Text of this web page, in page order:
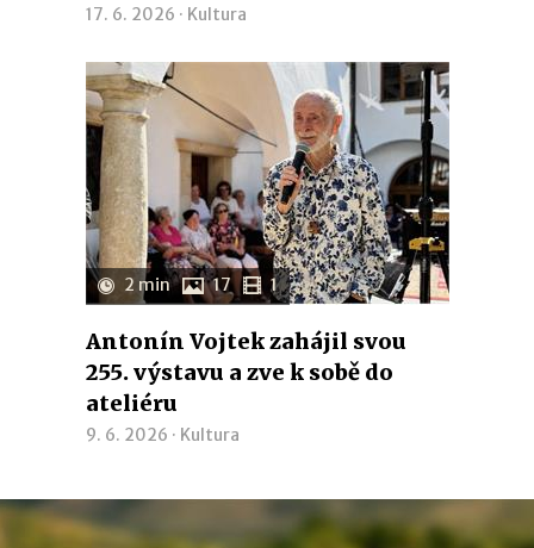
17. 6. 2026 · Kultura
2 min 17 1
Antonín Vojtek zahájil svou
255. výstavu a zve k sobě do
ateliéru
9. 6. 2026 · Kultura